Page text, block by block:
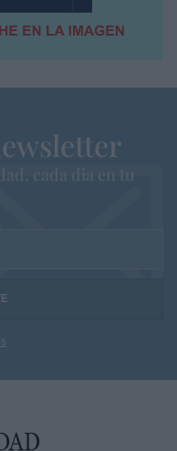
cada dia en tu